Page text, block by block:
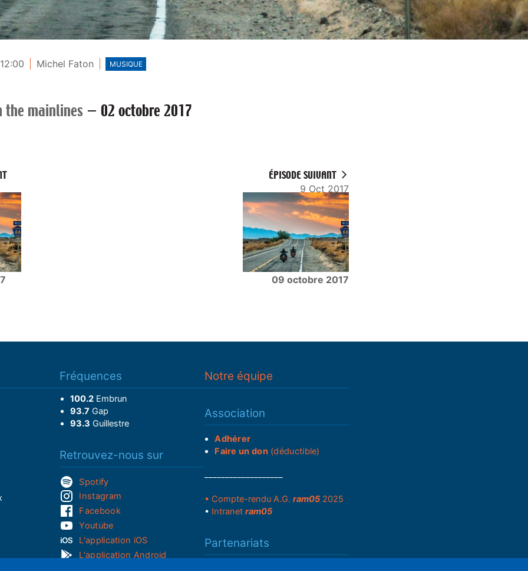
Michel Faton MUSIQUE
the mainlines — 02 octobre 2017
ÉPISODE SUIVANT
9 Oct 2017
09 octobre 2017
Fréquences
100.2Embrun
93.7 Gap
93.3 Guillestre
Retrouvez-nous sur
Spotify
Instagram
Facebook
Youtube
L'application iOS
L'application Android
Notre équipe
Association
Adhérer
Faire un don(déductible)
• Compte-rendu A.G. ram052025
• Intranet ram05
Partenariats